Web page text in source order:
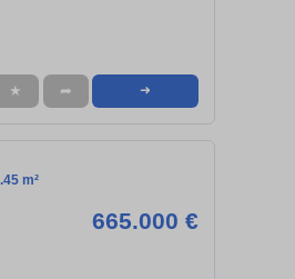
★ ➦ ➜
m²
665.000 €